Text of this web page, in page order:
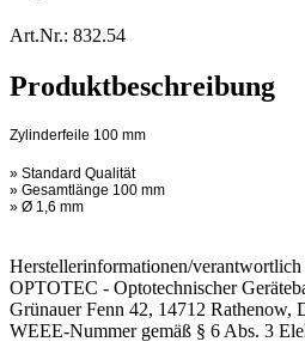
Art.Nr.: 832.54
Produktbeschreibung
Zylinderfeile 100 mm
» Standard Qualität
» Gesamtlänge 100 mm
» Ø 1,6 mm
Herstellerinformationen/
OPTOTEC - Optotechnischer
Grünauer Fenn 42, 14712 Rathenow,
WEEE-Nummer gemäß § 6 Abs. 3